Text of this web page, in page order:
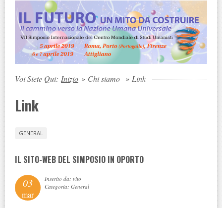
Voi Siete Qui: Inizio » Chi siamo » Link
Link
GENERAL
IL SITO-WEB DEL SIMPOSIO IN OPORTO
03
mar
Inserito da: vito
Categoria: General